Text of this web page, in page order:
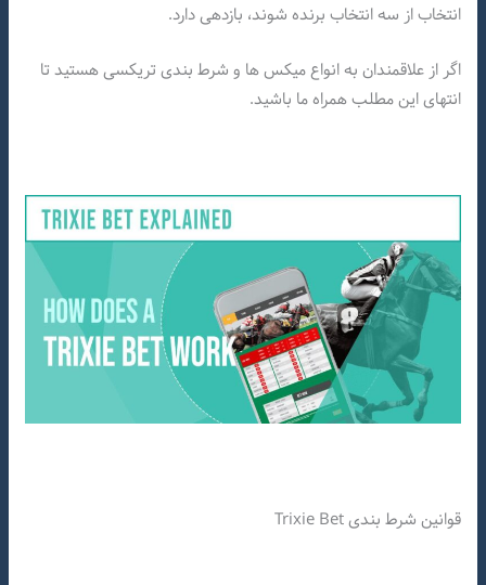
انتخاب از سه انتخاب برنده شوند، بازدهی دارد.
اگر از علاقمندان به انواع میکس ها و شرط بندی تریکسی هستید تا
انتهای این مطلب همراه ما باشید.
قوانین شرط بندی Trixie Bet